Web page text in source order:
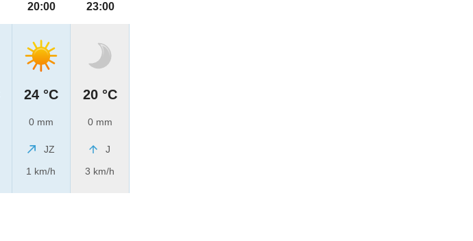
20:00
24 °C
0 mm
JZ
1 km/h
23:00
20 °C
0 mm
J
3 km/h